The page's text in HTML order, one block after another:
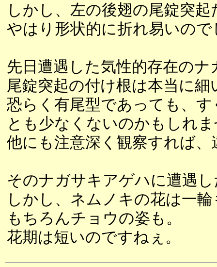
しかし、左の後翅の尾錠突
やはり形状的に折れ易いので
先日遭遇した気性的存在の
尾錠突起の付け根は本当に
恐らく有尾型であっても、
とも少なくないのかもしれ
他にも注意深く観察すれば
そのナガサキアゲハに遭遇
しかし、ネムノキの花は一
もちろんチョウの姿も。
花期は短いのですねぇ。